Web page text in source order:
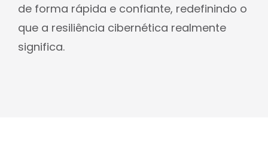
de forma rápida e confiante, redefinindo o
que a resiliência cibernética realmente
significa.